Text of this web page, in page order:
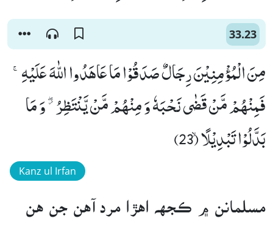
33.23
مِنَ الْمُؤْمِنِیْنَ رِجَالٌ صَدَقُوْا مَا عَاهَدُوا اللّٰهَ عَلَیْهِۚ-
فَمِنْهُمْ مَّنْ قَضٰى نَحْبَهٗ وَ مِنْهُمْ مَّنْ یَّنْتَظِرُ ﳲ وَ مَا
بَدَّلُوْا تَبْدِیْلًاۙ (23)
Kanz ul Irfan
مسلمانن ۾ ڪجهه اهڙا مرد آهن جن هن